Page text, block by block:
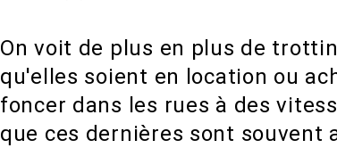
On voit de plus en plus de
qu'elles soient en location ou
foncer dans les rues à des
que ces dernières sont souvent